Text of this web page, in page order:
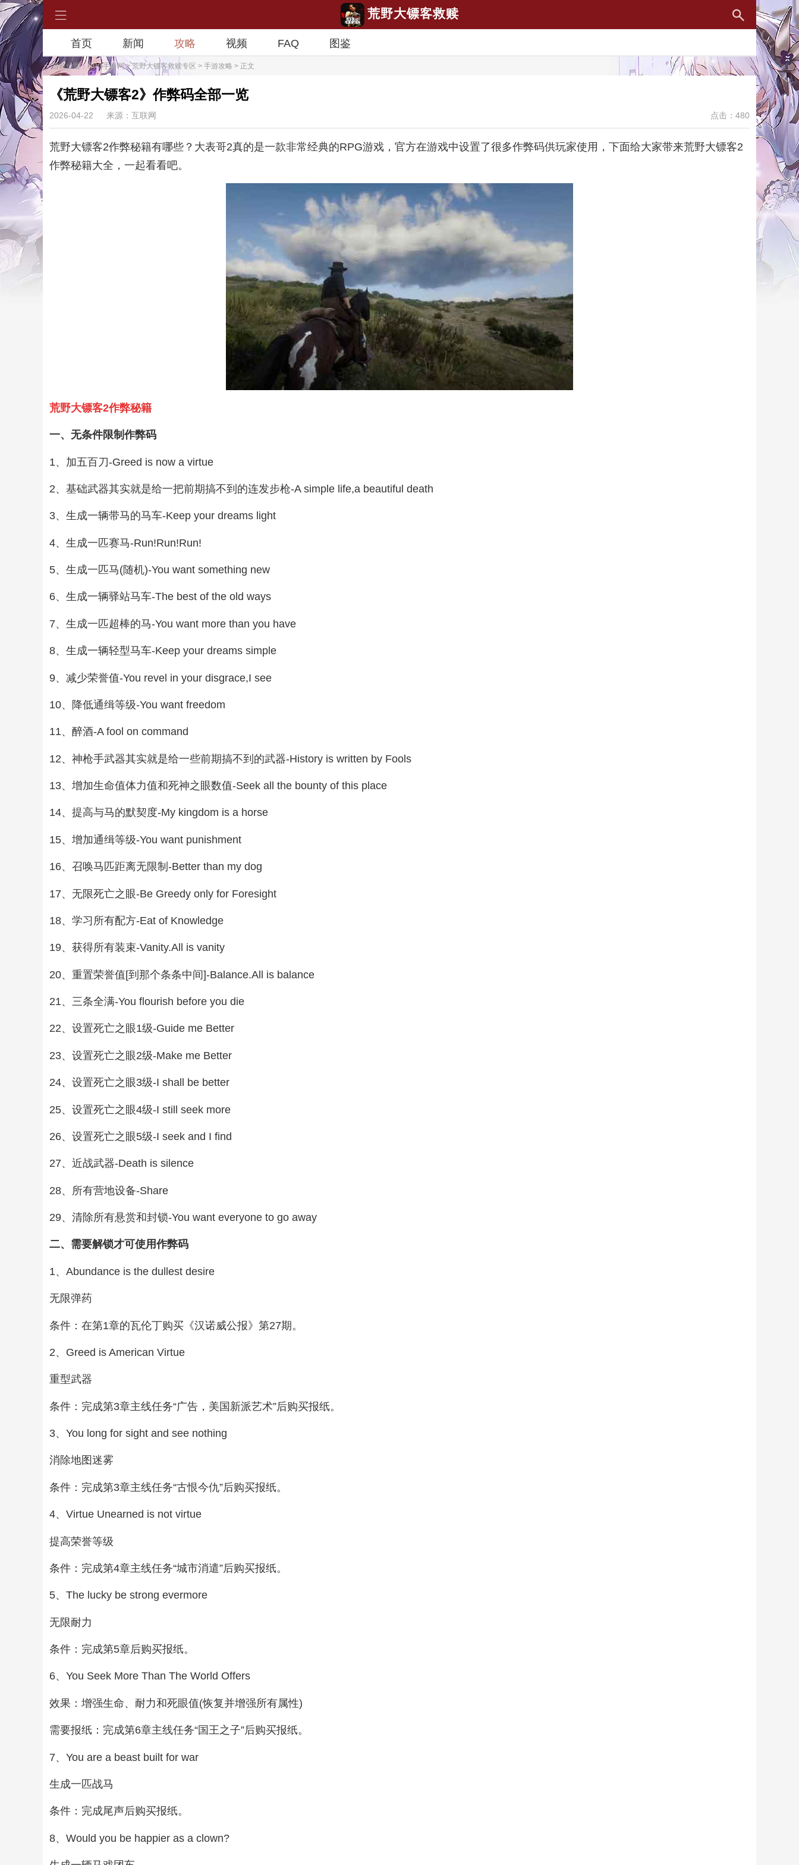
荒野大镖客救赎
首页 新闻 攻略 视频 FAQ 图鉴
当前位置：RPG手游网>荒野大镖客救赎专区 > 手游攻略 > 正文
《荒野大镖客2》作弊码全部一览
2026-04-22 来源：互联网 点击：480
荒野大镖客2作弊秘籍有哪些？大表哥2真的是一款非常经典的RPG游戏，官方在游戏中设置了很多作弊码供玩家使用，下面给大家带来荒野大镖客2
作弊秘籍大全，一起看看吧。
荒野大镖客2作弊秘籍
一、无条件限制作弊码
1、加五百刀-Greed is now a virtue
2、基础武器其实就是给一把前期搞不到的连发步枪-A simple life,a beautiful death
3、生成一辆带马的马车-Keep your dreams light
4、生成一匹赛马-Run!Run!Run!
5、生成一匹马(随机)-You want something new
6、生成一辆驿站马车-The best of the old ways
7、生成一匹超棒的马-You want more than you have
8、生成一辆轻型马车-Keep your dreams simple
9、减少荣誉值-You revel in your disgrace,I see
10、降低通缉等级-You want freedom
11、醉酒-A fool on command
12、神枪手武器其实就是给一些前期搞不到的武器-History is written by Fools
13、增加生命值体力值和死神之眼数值-Seek all the bounty of this place
14、提高与马的默契度-My kingdom is a horse
15、增加通缉等级-You want punishment
16、召唤马匹距离无限制-Better than my dog
17、无限死亡之眼-Be Greedy only for Foresight
18、学习所有配方-Eat of Knowledge
19、获得所有装束-Vanity.All is vanity
20、重置荣誉值[到那个条条中间]-Balance.All is balance
21、三条全满-You flourish before you die
22、设置死亡之眼1级-Guide me Better
23、设置死亡之眼2级-Make me Better
24、设置死亡之眼3级-I shall be better
25、设置死亡之眼4级-I still seek more
26、设置死亡之眼5级-I seek and I find
27、近战武器-Death is silence
28、所有营地设备-Share
29、清除所有悬赏和封锁-You want everyone to go away
二、需要解锁才可使用作弊码
1、Abundance is the dullest desire
无限弹药
条件：在第1章的瓦伦丁购买《汉诺威公报》第27期。
2、Greed is American Virtue
重型武器
条件：完成第3章主线任务“广告，美国新派艺术”后购买报纸。
3、You long for sight and see nothing
消除地图迷雾
条件：完成第3章主线任务“古恨今仇”后购买报纸。
4、Virtue Unearned is not virtue
提高荣誉等级
条件：完成第4章主线任务“城市消遣”后购买报纸。
5、The lucky be strong evermore
无限耐力
条件：完成第5章后购买报纸。
6、You Seek More Than The World Offers
效果：增强生命、耐力和死眼值(恢复并增强所有属性)
需要报纸：完成第6章主线任务“国王之子”后购买报纸。
7、You are a beast built for war
生成一匹战马
条件：完成尾声后购买报纸。
8、Would you be happier as a clown?